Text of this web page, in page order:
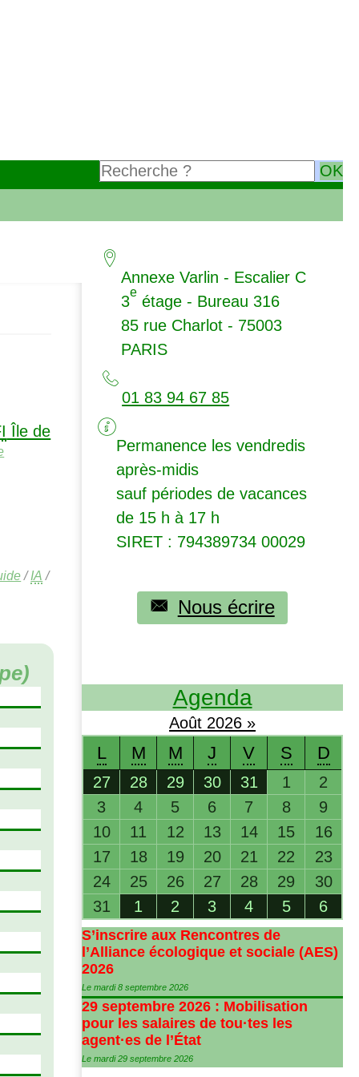
Île de
/IA /
Annexe Varlin - Escalier C
3
e
étage - Bureau 316
85 rue Charlot - 75003
PARIS
01 83 94 67 85
Permanence les vendredis
après-midis
sauf périodes de vacances
de 15 h à 17 h
SIRET : 794389734 00029
Nous écrire
Agenda
Août 2026 »
L M M J V S D
27 28 29 30 31 1
2
3
4 5 6 7 8
9
10
11 12 13 14 15
16
17
18 19 20 21 22
23
24
25 26 27 28 29
30
31
1 2 3 4 5 6
S’inscrire aux Rencontres de
l’Alliance écologique et sociale (AES)
2026
Le mardi 8 septembre 2026
29 septembre 2026 : Mobilisation
pour les salaires de tou·tes les
agent·es de l’État
Le mardi 29 septembre 2026